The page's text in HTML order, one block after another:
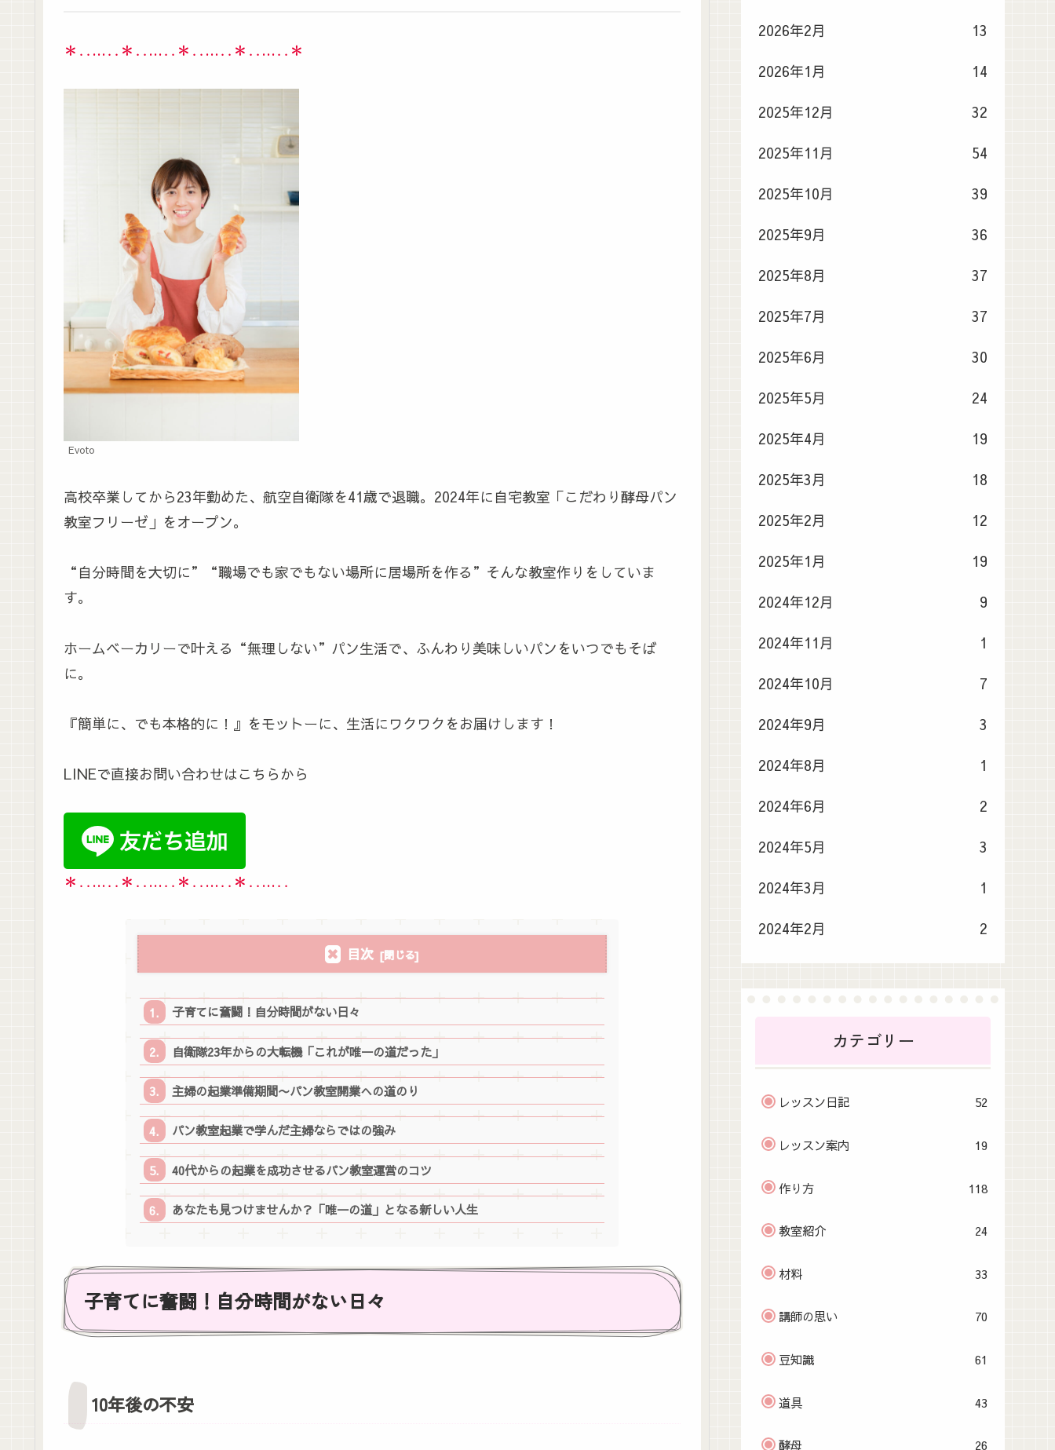
＊‥…‥＊‥…‥＊‥…‥＊‥…‥＊
Evoto
高校卒業してから23年勤めた、航空自衛隊を41歳で退職。2024年に自宅教室「こだわり酵母パン
教室フリーゼ」をオープン。
“自分時間を大切に”“職場でも家でもない場所に居場所を作る”そんな教室作りをしていま
す。
ホームベーカリーで叶える“無理しない”パン生活で、ふんわり美味しいパンをいつでもそば
に。
『簡単に、でも本格的に！』をモットーに、生活にワクワクをお届けします！
LINEで直接お問い合わせはこちらから
＊‥…‥＊‥…‥＊‥…‥＊‥…‥
目次
子育てに奮闘！自分時間がない日々
自衛隊23年からの大転機「これが唯一の道だった」
主婦の起業準備期間〜パン教室開業への道のり
パン教室起業で学んだ主婦ならではの強み
40代からの起業を成功させるパン教室運営のコツ
あなたも見つけませんか？「唯一の道」となる新しい人生
子育てに奮闘！自分時間がない日々
10年後の不安
2026年2月 13
2026年1月 14
2025年12月 32
2025年11月 54
2025年10月 39
2025年9月 36
2025年8月 37
2025年7月 37
2025年6月 30
2025年5月 24
2025年4月 19
2025年3月 18
2025年2月 12
2025年1月 19
2024年12月 9
2024年11月 1
2024年10月 7
2024年9月 3
2024年8月 1
2024年6月 2
2024年5月 3
2024年3月 1
2024年2月 2
カテゴリー
レッスン日記 52
レッスン案内 19
作り方 118
教室紹介 24
材料 33
講師の思い 70
豆知識 61
道具 43
酵母 26